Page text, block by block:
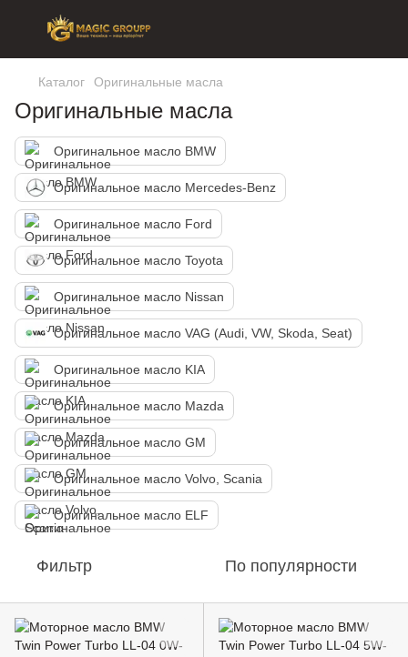
Каталог Оригинальные масла
Оригинальные масла
Оригинальное масло BMW
Оригинальное масло Mercedes-Benz
Оригинальное масло Ford
Оригинальное масло Toyota
Оригинальное масло Nissan
Оригинальное масло VAG (Audi, VW, Skoda, Seat)
Оригинальное масло KIA
Оригинальное масло Mazda
Оригинальное масло GM
Оригинальное масло Volvo, Scania
Оригинальное масло ELF
Фильтр По популярности